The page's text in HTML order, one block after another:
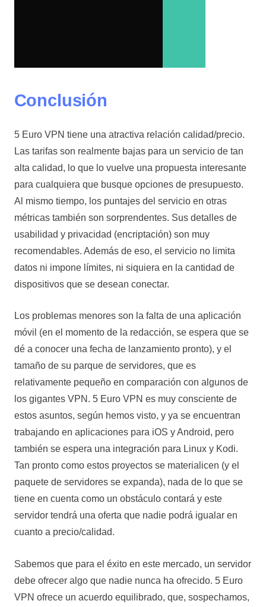
Conclusión
5 Euro VPN tiene una atractiva relación calidad/precio.
Las tarifas son realmente bajas para un servicio de tan
alta calidad, lo que lo vuelve una propuesta interesante
para cualquiera que busque opciones de presupuesto.
Al mismo tiempo, los puntajes del servicio en otras
métricas también son sorprendentes. Sus detalles de
usabilidad y privacidad (encriptación) son muy
recomendables. Además de eso, el servicio no limita
datos ni impone límites, ni siquiera en la cantidad de
dispositivos que se desean conectar.
Los problemas menores son la falta de una aplicación
móvil (en el momento de la redacción, se espera que se
dé a conocer una fecha de lanzamiento pronto), y el
tamaño de su parque de servidores, que es
relativamente pequeño en comparación con algunos de
los gigantes VPN. 5 Euro VPN es muy consciente de
estos asuntos, según hemos visto, y ya se encuentran
trabajando en aplicaciones para iOS y Android, pero
también se espera una integración para Linux y Kodi.
Tan pronto como estos proyectos se materialicen (y el
paquete de servidores se expanda), nada de lo que se
tiene en cuenta como un obstáculo contará y este
servidor tendrá una oferta que nadie podrá igualar en
cuanto a precio/calidad.
Sabemos que para el éxito en este mercado, un servidor
debe ofrecer algo que nadie nunca ha ofrecido. 5 Euro
VPN ofrece un acuerdo equilibrado, que, sospechamos,